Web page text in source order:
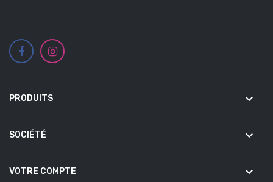
PRODUITS keyboard_arrow_down
SOCIÉTÉ keyboard_arrow_down
VOTRE COMPTE keyboard_arrow_down